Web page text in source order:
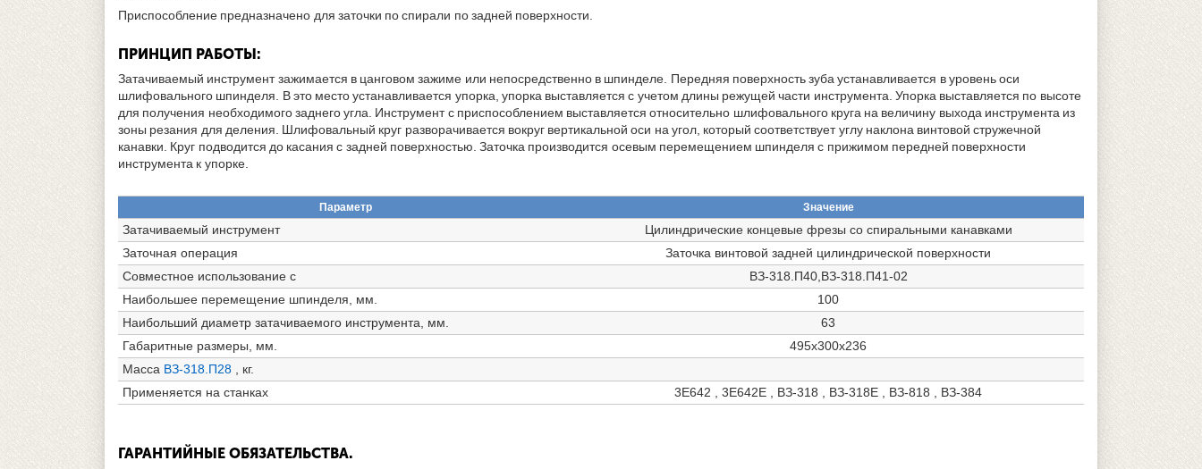
Приспособление предназначено для заточки по спирали по задней поверхности.
ПРИНЦИП РАБОТЫ:
Затачиваемый инструмент зажимается в цанговом зажиме или непосредственно в шпинделе. Передняя поверхность зуба устанавливается в уровень оси
шлифовального шпинделя. В это место устанавливается упорка, упорка выставляется с учетом длины режущей части инструмента. Упорка выставляется по высоте
для получения необходимого заднего угла. Инструмент с приспособлением выставляется относительно шлифовального круга на величину выхода инструмента из
зоны резания для деления. Шлифовальный круг разворачивается вокруг вертикальной оси на угол, который соответствует углу наклона винтовой стружечной
канавки. Круг подводится до касания с задней поверхностью. Заточка производится осевым перемещением шпинделя с прижимом передней поверхности
инструмента к упорке.
Параметр Значение
Затачиваемый инструмент
Цилиндрические концевые фрезы со спиральными канавками
Заточная операция
Заточка винтовой задней цилиндрической поверхности
Совместное использование с
ВЗ-318.П40,ВЗ-318.П41-02
Наибольшее перемещение шпинделя, мм.
100
Наибольший диаметр затачиваемого инструмента, мм.
63
Габаритные размеры, мм.
495х300х236
Масса ВЗ-318.П28 , кг.
Применяется на станках
3Е642 , 3Е642Е , ВЗ-318 , ВЗ-318Е , ВЗ-818 , ВЗ-384
ГАРАНТИЙНЫЕ ОБЯЗАТЕЛЬСТВА.